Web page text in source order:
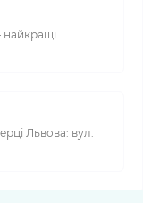
найкращі
Львова: вул.